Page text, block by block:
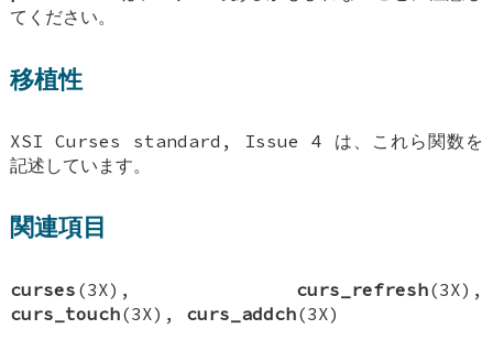
てください。
移植性
XSI Curses standard, Issue 4 は、これら関数を
記述しています。
関連項目
curses (3X), curs_refresh(3X),
curs_touch(3X), curs_addch(3X)